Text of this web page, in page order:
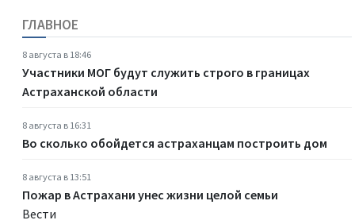
ГЛАВНОЕ
8 августа в 18:46
Участники МОГ будут служить строго в границах
Астраханской области
8 августа в 16:31
Во сколько обойдется астраханцам построить дом
8 августа в 13:51
Пожар в Астрахани унес жизни целой семьи
Вести